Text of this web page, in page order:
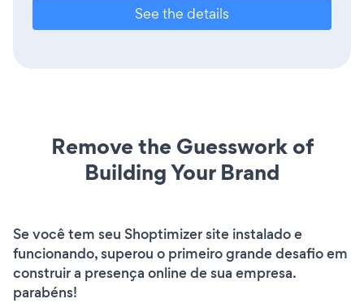
See the details
Remove the Guesswork of
Building Your Brand
Se você tem seu Shoptimizer site instalado e
funcionando, superou o primeiro grande desafio em
construir a presença online de sua empresa.
parabéns!